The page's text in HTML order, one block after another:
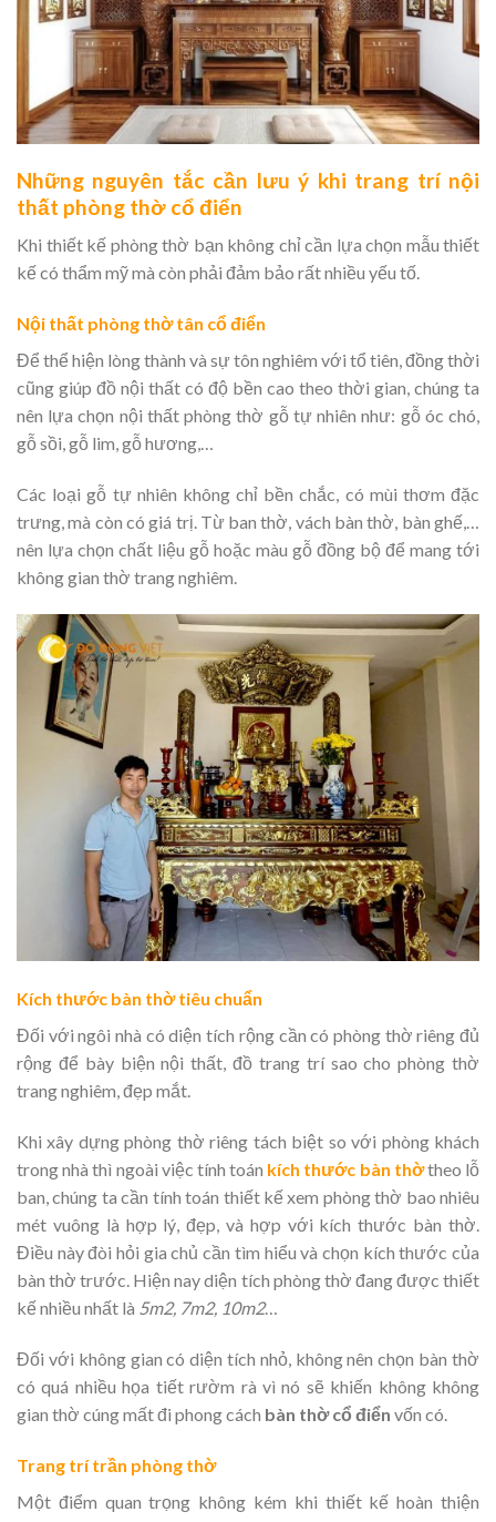
Những nguyên tắc cần lưu ý khi trang trí nội
thất phòng thờ cổ điển
Khi thiết kế phòng thờ bạn không chỉ cần lựa chọn mẫu thiết
kế có thẩm mỹ mà còn phải đảm bảo rất nhiều yếu tố.
Nội thất phòng thờ tân cổ điển
Để thể hiện lòng thành và sự tôn nghiêm với tổ tiên, đồng thời
cũng giúp đồ nội thất có độ bền cao theo thời gian, chúng ta
nên lựa chọn nội thất phòng thờ gỗ tự nhiên như: gỗ óc chó,
gỗ sồi,gỗ lim, gỗ hương,…
Các loại gỗ tự nhiên không chỉ bền chắc, có mùi thơm đặc
trưng, mà còn có giá trị. Từ ban thờ, vách bàn thờ, bàn ghế,…
nên lựa chọn chất liệu gỗ hoặc màu gỗ đồng bộ để mang tới
không gian thờ trang nghiêm.
Kích thước bàn thờ tiêu chuẩn
Đối với ngôi nhà có diện tích rộng cần có phòng thờ riêng đủ
rộng để bày biện nội thất, đồ trang trí sao cho phòng thờ
trang nghiêm, đẹp mắt.
Khi xây dựng phòng thờ riêng tách biệt so với phòng khách
trong nhà thì ngoài việc tính toán kích thước bàn thờtheo lỗ
ban, chúng ta cần tính toán thiết kế xem phòng thờ bao nhiêu
mét vuông là hợp lý, đẹp, và hợp với kích thước bàn thờ.
Điều này đòi hỏi gia chủ cần tìm hiểu và chọn kích thước của
bàn thờ trước. Hiện nay diện tích phòng thờ đang được thiết
kế nhiều nhất là 5m2, 7m2, 10m2…
Đối với không gian có diện tích nhỏ, không nên chọn bàn thờ
có quá nhiều họa tiết rườm rà vì nó sẽ khiến không không
gian thờ cúng mất đi phong cách bàn thờ cổ điển vốn có.
Trang trí trần phòng thờ
Một điểm quan trọng không kém khi thiết kế hoàn thiện